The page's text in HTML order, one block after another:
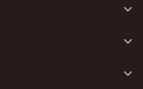


